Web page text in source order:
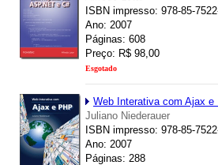
ISBN impresso: 978-85-
Ano: 2007
Páginas: 608
Preço: R$ 98,00
Esgotado
Web Interativa com Ajax e
Juliano Niederauer
ISBN impresso: 978-85-
Ano: 2007
Páginas: 288